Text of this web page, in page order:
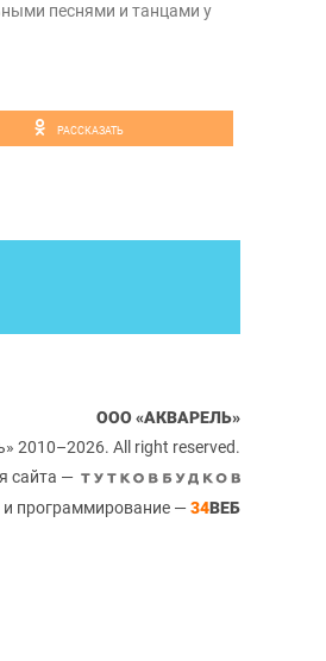
песнями и танцами у
ёлки
театра кукол
квест по
по джунглям вместе с
РАССКАЗАТЬ
ООО «АКВАРЕЛЬ»
2010–2026. All right reserved.
сайта —
программирование — 34ВЕБ